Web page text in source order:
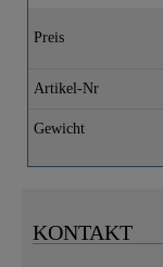
Preis
Artikel-Nr
Gewicht
KONTAKT